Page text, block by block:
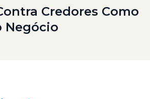
Credores Como
Negócio